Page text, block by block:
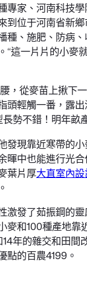
專家、河南科技
到位于河南省新
種、施肥、防病
“這一片片的小麥
，從麥苗上揪下
頭輕觸一番，露出
勢不錯！明年畝
發現靠近寒帶的小
暉中也能進行光
葉片厚大直室內
激發了茹振鋼的
麥和100種產地靠
年的雜交和田間
點的百農4199。